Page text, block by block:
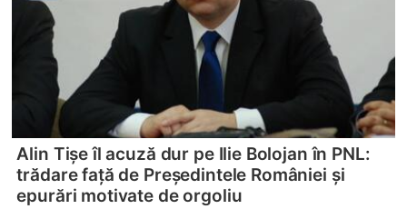
Alin Tișe îl acuză dur pe Ilie Bolojan în PNL:
trădare față de Președintele României și
epurări motivate de orgoliu